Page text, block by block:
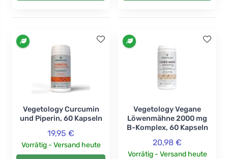
Vegetology Curcumin
und Piperin, 60 Kapseln
19,95 €
Vorrätig - Versand heute
Vegetology Vegane
Löwenmähne 2000 mg
B-Komplex, 60 Kapseln
20,98 €
Vorrätig - Versand heute